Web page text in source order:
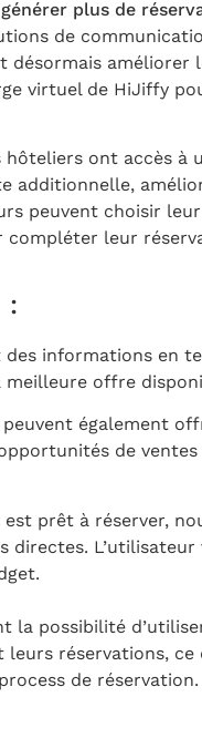
générer plus de
de
désormais améliorer
virtuel de HiJiffy
hôteliers ont accès à
peuvent choisir
compléter leur
:
informations en
offre
également
de
prêt à réserver,
directes. L’utilisateur
la possibilité
réservations,
de réservation.